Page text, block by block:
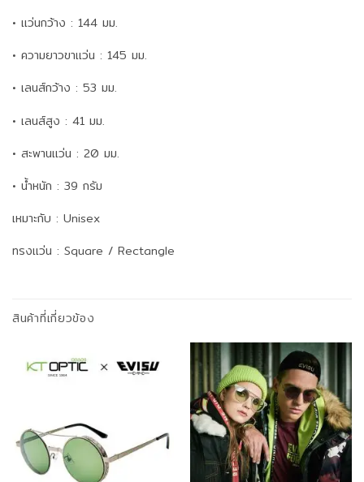
• แว่นกว้าง : 144 มม.
• ความยาวขาแว่น : 145 มม.
• เลนส์กว้าง : 53 มม.
• เลนส์สูง : 41 มม.
• สะพานแว่น : 20 มม.
• น้ำหนัก : 39 กรัม
เหมาะกับ : Unisex
ทรงแว่น : Square / Rectangle
สินค้าที่เกี่ยวข้อง